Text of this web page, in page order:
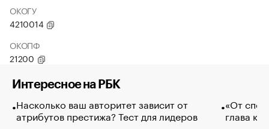
ОКОГУ
4210014
ОКОПФ
21200
Интересное на РБК
Насколько ваш авторитет зависит от
атрибутов престижа? Тест для лидеров
«От
глава